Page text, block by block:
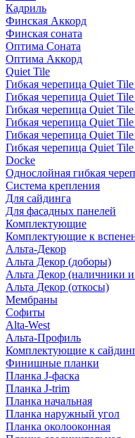
Кадриль
Финская Аккорд
Финская соната
Оптима Соната
Оптима Аккорд
Quiet Tile
Гибкая черепица Quiet
Гибкая черепица Quiet
Гибкая черепица Quiet
Гибкая черепица Quiet
Гибкая черепица Quiet
Гибкая черепица Quiet
Docke
Однослойная гибкая
Система крепления
Для сайдинга
Для фасадных панелей
Комплектующие
Комплектующие к
Альта-Декор
Альта Декор (доборы)
Альта Декор (наличники
Альта Декор (откосы)
Мембраны
Софиты
Alta-West
Альта-Профиль
Комплектующие к
Финишные планки
Планка J-фаска
Планка J-trim
Планка начальная
Планка наружный угол
Планка околооконная